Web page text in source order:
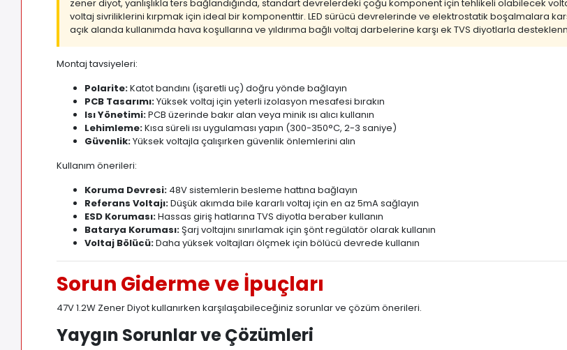
zener diyot, yanlışlıkla ters bağlandığında, standart devrelerdeki çoğu komponent için tehlikeli olabilecek
voltaj sivriliklerini kırpmak için ideal bir komponenttir. LED sürücü devrelerinde ve elektrostatik boşalmalara
açık alanda kullanımda hava koşullarına ve yıldırıma bağlı voltaj darbelerine karşı ek TVS diyotlarla
Montaj tavsiyeleri:
Polarite:Katot bandını (işaretli uç) doğru yönde bağlayın
PCB Tasarımı:Yüksek voltaj için yeterli izolasyon mesafesi bırakın
Isı Yönetimi:PCB üzerinde bakır alan veya minik ısı alıcı kullanın
Lehimleme:Kısa süreli ısı uygulaması yapın (300-350°C, 2-3 saniye)
Güvenlik:Yüksek voltajla çalışırken güvenlik önlemlerini alın
Kullanım önerileri:
Koruma Devresi: 48V sistemlerin besleme hattına bağlayın
Referans Voltajı:Düşük akımda bile kararlı voltaj için en az 5mA sağlayın
ESD Koruması:Hassas giriş hatlarına TVS diyotla beraber kullanın
Batarya Koruması:Şarj voltajını sınırlamak için şönt regülatör olarak kullanın
Voltaj Bölücü:Daha yüksek voltajları ölçmek için bölücü devrede kullanın
Sorun Giderme ve İpuçları
47V 1.2W Zener Diyot kullanırken karşılaşabileceğiniz sorunlar ve çözüm önerileri.
Yaygın Sorunlar ve Çözümleri